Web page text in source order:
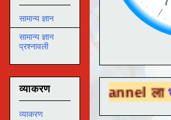
Channel ला भेट
सामान्य ज्ञान
सामान्य ज्ञान
प्रश्नावली
व्याकरण
व्याकरण